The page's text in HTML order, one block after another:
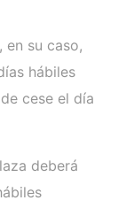
en su caso,
hábiles
cese el día
deberá